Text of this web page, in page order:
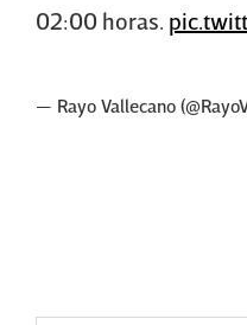
02:00 horas.
— Rayo Vallecano